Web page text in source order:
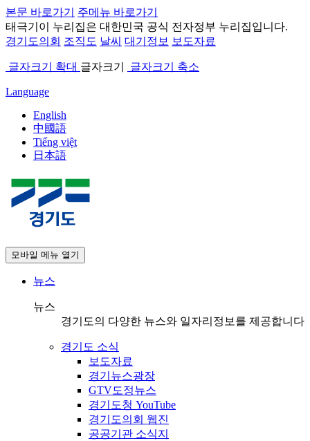
본문 바로가기
주메뉴 바로가기
태극기 이 누리집은 대한민국 공식 전자정부 누리집입니다.
경기도의회 조직도 날씨 대기정보 보도자료
글자크기 확대 글자크기 글자크기 축소
Language
English
中國語
Tiếng việt
日本語
모바일 메뉴 열기
뉴스
뉴스
경기도의 다양한 뉴스와 일자리정보를 제공합니다
경기도 소식
보도자료
경기뉴스광장
GTV도정뉴스
경기도청 YouTube
경기도의회 웹진
공공기관 소식지